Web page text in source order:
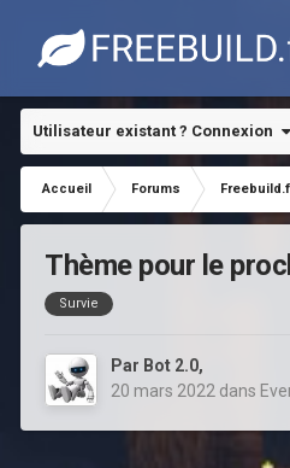
Utilisateur existant ? Connexion
Accueil Forums
Thème pour le
Survie
Par Bot 2.0,
20 mars 2022 dans